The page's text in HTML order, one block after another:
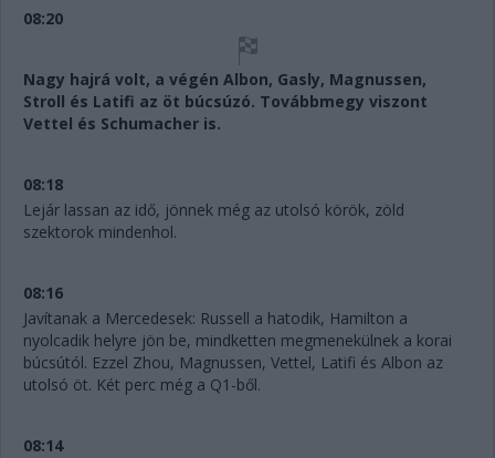
08:20
Nagy hajrá volt, a végén Albon, Gasly, Magnussen,
Stroll és Latifi az öt búcsúzó. Továbbmegy viszont
Vettel és Schumacher is.
08:18
Lejár lassan az idő, jönnek még az utolsó körök, zöld
szektorok mindenhol.
08:16
Javítanak a Mercedesek: Russell a hatodik, Hamilton a
nyolcadik helyre jön be, mindketten megmenekülnek a korai
búcsútól. Ezzel Zhou, Magnussen, Vettel, Latifi és Albon az
utolsó öt. Két perc még a Q1-ből.
08:14